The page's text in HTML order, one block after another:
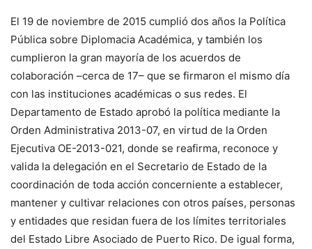
El 19 de noviembre de 2015 cumplió dos años la Política
Pública sobre Diplomacia Académica, y también los
cumplieron la gran mayoría de los acuerdos de
colaboración –cerca de 17– que se firmaron el mismo día
con las instituciones académicas o sus redes. El
Departamento de Estado aprobó la política mediante la
Orden Administrativa 2013-07, en virtud de la Orden
Ejecutiva OE-2013-021, donde se reafirma, reconoce y
valida la delegación en el Secretario de Estado de la
coordinación de toda acción concerniente a establecer,
mantener y cultivar relaciones con otros países, personas
y entidades que residan fuera de los límites territoriales
del Estado Libre Asociado de Puerto Rico. De igual forma,